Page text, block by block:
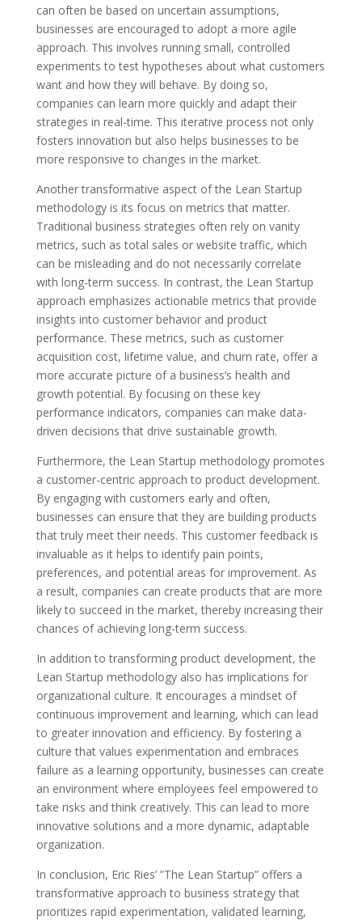
can often be based on uncertain assumptions,
businesses are encouraged to adopt a more agile
approach. This involves running small, controlled
experiments to test hypotheses about what customers
want and how they will behave. By doing so,
companies can learn more quickly and adapt their
strategies in real-time. This iterative process not only
fosters innovation but also helps businesses to be
more responsive to changes in the market.
Another transformative aspect of the Lean Startup
methodology is its focus on metrics that matter.
Traditional business strategies often rely on vanity
metrics, such as total sales or website traffic, which
can be misleading and do not necessarily correlate
with long-term success. In contrast, the Lean Startup
approach emphasizes actionable metrics that provide
insights into customer behavior and product
performance. These metrics, such as customer
acquisition cost, lifetime value, and churn rate, offer a
more accurate picture of a business’s health and
growth potential. By focusing on these key
performance indicators, companies can make data-
driven decisions that drive sustainable growth.
Furthermore, the Lean Startup methodology promotes
a customer-centric approach to product development.
By engaging with customers early and often,
businesses can ensure that they are building products
that truly meet their needs. This customer feedback is
invaluable as it helps to identify pain points,
preferences, and potential areas for improvement. As
a result, companies can create products that are more
likely to succeed in the market, thereby increasing their
chances of achieving long-term success.
In addition to transforming product development, the
Lean Startup methodology also has implications for
organizational culture. It encourages a mindset of
continuous improvement and learning, which can lead
to greater innovation and efficiency. By fostering a
culture that values experimentation and embraces
failure as a learning opportunity, businesses can create
an environment where employees feel empowered to
take risks and think creatively. This can lead to more
innovative solutions and a more dynamic, adaptable
organization.
In conclusion, Eric Ries’ ”The Lean Startup” offers a
transformative approach to business strategy that
prioritizes rapid experimentation, validated learning,